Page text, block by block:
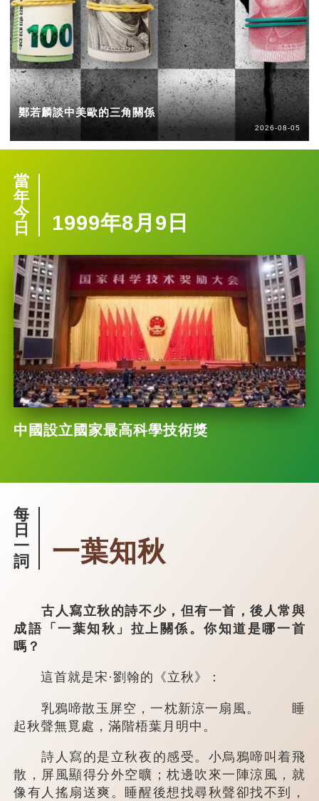
鄭若麟談中美歐的三角關係
2026-08-05
當
年
今
日
1999年8月9日
中國設立國家最高科學技術獎
每
日
一
詞
一葉知秋
古人寫立秋的詩不少，但有一首，後人常與
成語「一葉知秋」拉上關係。你知道是哪一首
嗎？
這首就是宋·劉翰的《立秋》：
乳鴉啼散玉屏空，一枕新涼一扇風。 睡
起秋聲無覓處，滿階梧葉月明中。
詩人寫的是立秋夜的感受。小烏鴉啼叫着飛
散，屏風顯得分外空曠；枕邊吹來一陣涼風，就
像有人搖扇送爽。睡醒後想找尋秋聲卻找不到，